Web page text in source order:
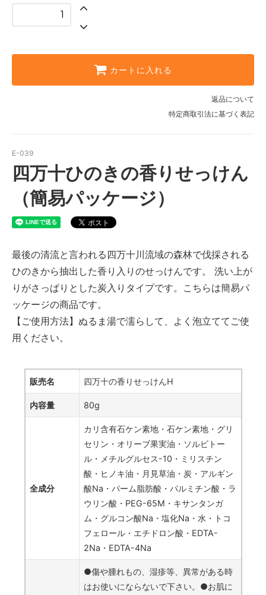
カートに入れる
返品について
特定商取引法に基づく表記
E-039
四万十ひのきの香りせっけん
（簡易パッケージ）
最後の清流と言われる四万十川流域の森林で伐採される
ひのきから抽出した香り入りのせっけんです。 洗い上が
りがさっぱりとした炭入りタイプです。こちらは簡易パ
ッケージの商品です。
【ご使用方法】ぬるま湯で濡らして、よく泡立ててご使
用ください。
販売名 四万十の香りせっけんH
内容量 80g
全成分
カリ含有石ケン素地・石ケン素地・グリ
セリン・オリーブ果実油・ソルビトー
ル・メチルグルセス-10・ミリスチン
酸・ヒノキ油・月見草油・炭・アルギン
酸Na・パーム脂肪酸・パルミチン酸・ラ
ウリン酸・PEG-65M・キサンタンガ
ム・グルコン酸Na・塩化Na・水・トコ
フェロール・エチドロン酸・EDTA-
2Na・EDTA-4Na
●傷や腫れもの、湿疹等、異常がある時
はお使いにならないで下さい。●お肌に